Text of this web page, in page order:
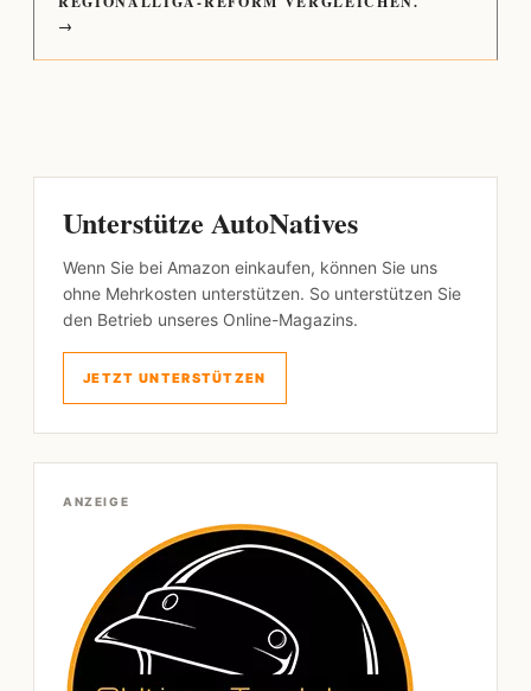
→
Unterstütze AutoNatives
Wenn Sie bei Amazon einkaufen, können Sie uns
ohne Mehrkosten unterstützen. So unterstützen Sie
den Betrieb unseres Online-Magazins.
JETZT UNTERSTÜTZEN
ANZEIGE